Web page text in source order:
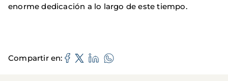
enorme dedicación a lo largo de este tiempo.
Compartir en